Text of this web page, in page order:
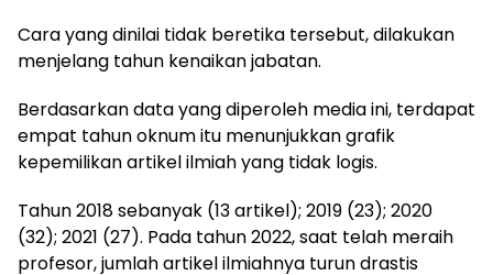
Cara yang dinilai tidak beretika tersebut, dilakukan
menjelang tahun kenaikan jabatan.
Berdasarkan data yang diperoleh media ini, terdapat
empat tahun oknum itu menunjukkan grafik
kepemilikan artikel ilmiah yang tidak logis.
Tahun 2018 sebanyak (13 artikel); 2019 (23); 2020
(32); 2021 (27). Pada tahun 2022, saat telah meraih
profesor, jumlah artikel ilmiahnya turun drastis